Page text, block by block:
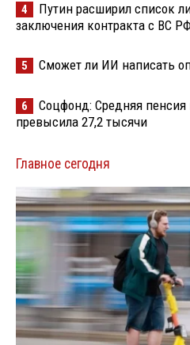
4
Путин расширил список
заключения контракта с ВС
5 Сможет ли ИИ написать
6
Соцфонд: Средняя пенсия
превысила 27,2 тысячи
Главное сегодня